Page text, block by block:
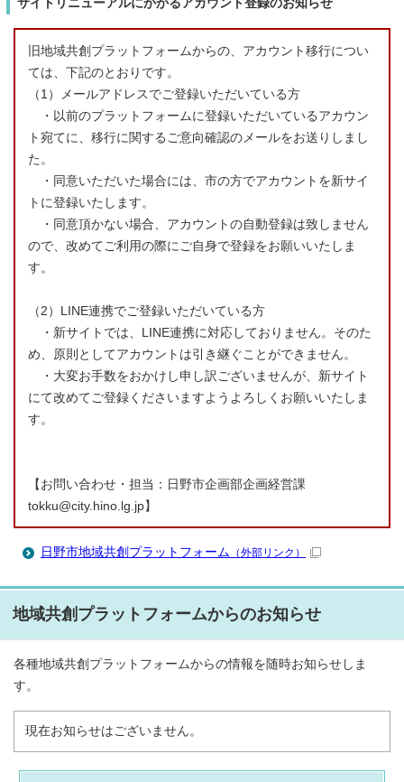
サイトリニューアルにかかるアカウント登録のお知らせ
旧地域共創プラットフォームからの、アカウント移行につい
ては、下記のとおりです。
（1）メールアドレスでご登録いただいている方
・以前のプラットフォームに登録いただいているアカウン
ト宛てに、移行に関するご意向確認のメールをお送りしまし
た。
・同意いただいた場合には、市の方でアカウントを新サイ
トに登録いたします。
・同意頂かない場合、アカウントの自動登録は致しません
ので、改めてご利用の際にご自身で登録をお願いいたしま
す。
（2）LINE連携でご登録いただいている方
・新サイトでは、LINE連携に対応しておりません。そのた
め、原則としてアカウントは引き継ぐことができません。
・大変お手数をおかけし申し訳ございませんが、新サイト
にて改めてご登録くださいますようよろしくお願いいたしま
す。
【お問い合わせ・担当：日野市企画部企画経営課
tokku@city.hino.lg.jp】
日野市地域共創プラットフォーム （外部リンク）
地域共創プラットフォームからのお知らせ
各種地域共創プラットフォームからの情報を随時お知らせしま
す。
現在お知らせはございません。